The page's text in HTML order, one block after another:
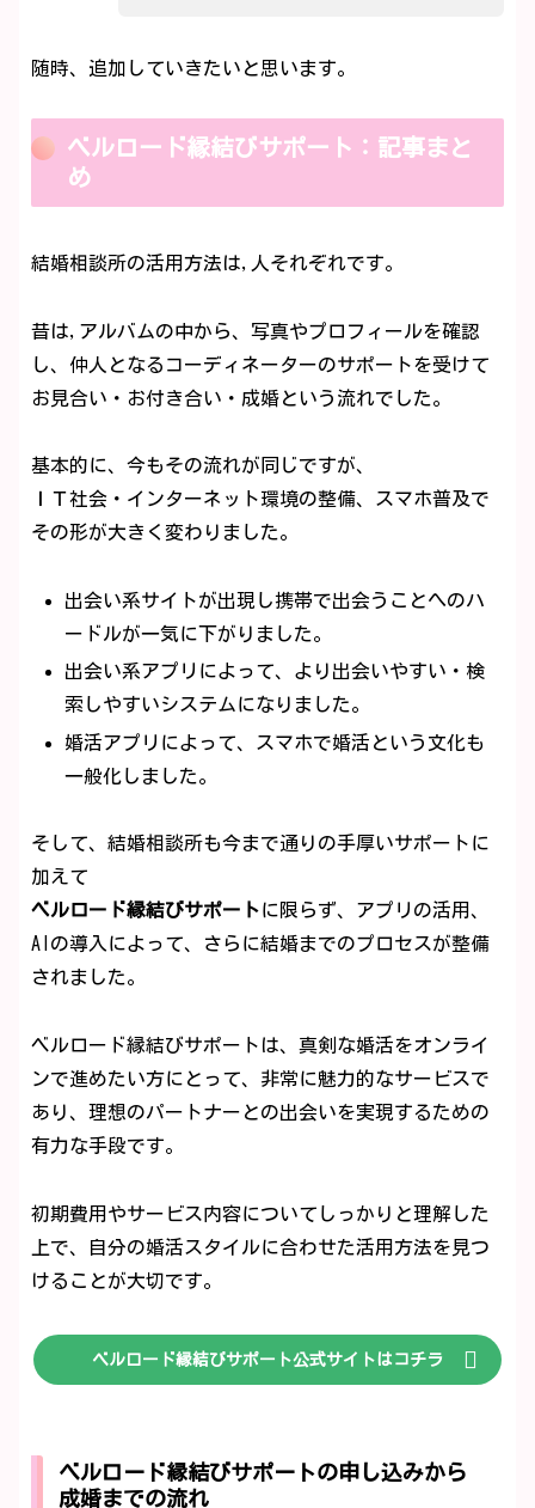
随時、追加していきたいと思います。
ベルロード縁結びサポート：記事まと
め
結婚相談所の活用方法は,人それぞれです。
昔は,アルバムの中から、写真やプロフィールを確認
し、仲人となるコーディネーターのサポートを受けて
お見合い・お付き合い・成婚という流れでした。
基本的に、今もその流れが同じですが、
ＩＴ社会・インターネット環境の整備、スマホ普及で
その形が大きく変わりました。
出会い系サイトが出現し携帯で出会うことへのハ
ードルが一気に下がりました。
出会い系アプリによって、より出会いやすい・検
索しやすいシステムになりました。
婚活アプリによって、スマホで婚活という文化も
一般化しました。
そして、結婚相談所も今まで通りの手厚いサポートに
加えて
ベルロード縁結びサポートに限らず、アプリの活用、
AIの導入によって、さらに結婚までのプロセスが整備
されました。
ベルロード縁結びサポートは、真剣な婚活をオンライ
ンで進めたい方にとって、非常に魅力的なサービスで
あり、理想のパートナーとの出会いを実現するための
有力な手段です。
初期費用やサービス内容についてしっかりと理解した
上で、自分の婚活スタイルに合わせた活用方法を見つ
けることが大切です。
ベルロード縁結びサポート公式サイトはコチラ
ベルロード縁結びサポートの申し込みから
成婚までの流れ